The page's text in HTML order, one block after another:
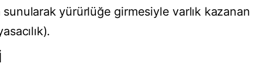
yürürlüğe girmesiyle varlık kazanan